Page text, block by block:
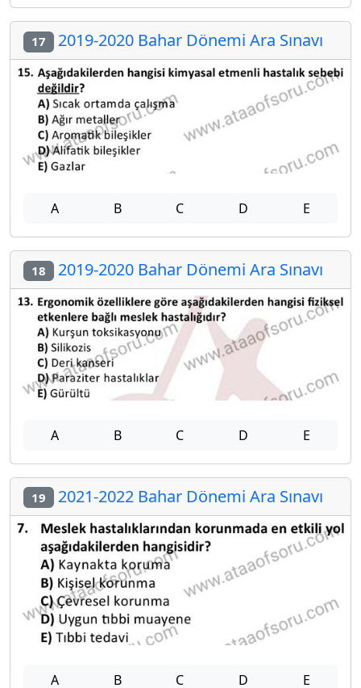
17 2019-2020 Bahar Dönemi Ara Sınavı
A B C D E
18 2019-2020 Bahar Dönemi Ara Sınavı
A B C D E
19 2021-2022 Bahar Dönemi Ara Sınavı
A B C D E